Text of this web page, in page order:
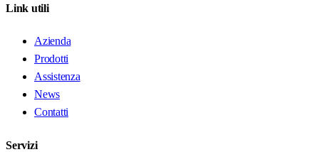
Link utili
Azienda
Prodotti
Assistenza
News
Contatti
Servizi